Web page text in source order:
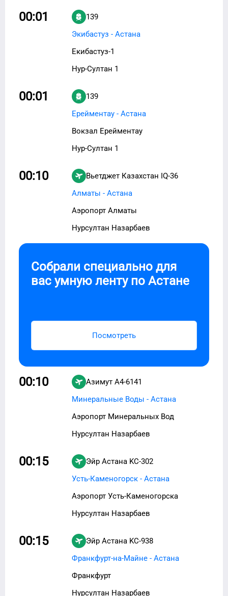
00:01
139
Экибастуз - Астана
Екибастуз-1
Нур-Султан 1
00:01
139
Ерейментау - Астана
Вокзал Ерейментау
Нур-Султан 1
00:10 Вьетджет Казахстан IQ-36
Алматы - Астана
Аэропорт Алматы
Нурсултан Назарбаев
Собрали специально для
вас умную ленту по Астане
Посмотреть
00:10 Азимут A4-6141
Минеральные Воды - Астана
Аэропорт Минеральных Вод
Нурсултан Назарбаев
00:15 Эйр Астана KC-302
Усть-Каменогорск - Астана
Аэропорт Усть-Каменогорска
Нурсултан Назарбаев
00:15 Эйр Астана KC-938
Франкфурт-на-Майне - Астана
Франкфурт
Нурсултан Назарбаев